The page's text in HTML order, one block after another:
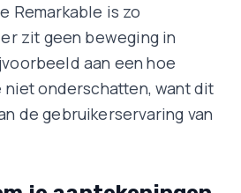
Remarkable is zo
zit geen beweging in
aan een hoe
niet onderschatten, want dit
de gebruikerservaring van